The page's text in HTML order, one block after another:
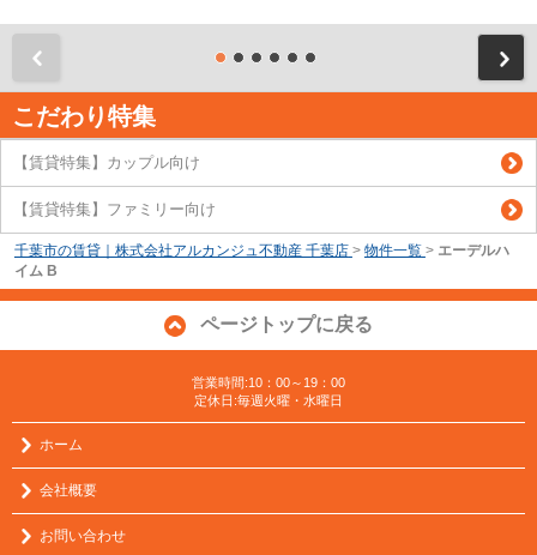
こだわり特集
【賃貸特集】カップル向け
【賃貸特集】ファミリー向け
千葉市の賃貸｜株式会社アルカンジュ不動産 千葉店 > 物件一覧 > エーデルハ
イム B
ページトップに戻る
営業時間:10：00～19：00
定休日:毎週火曜・水曜日
ホーム
会社概要
お問い合わせ